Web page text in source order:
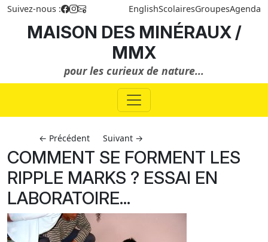
Suivez-nous : EnglishScolairesGroupesAgenda
MAISON DES MINÉRAUX /
MMX
pour les curieux de nature...
← Précédent Suivant →
COMMENT SE FORMENT LES
RIPPLE MARKS ? ESSAI EN
LABORATOIRE...